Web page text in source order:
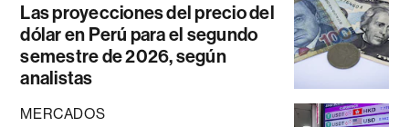
Las proyecciones del precio del
dólar en Perú para el segundo
semestre de 2026, según
analistas
MERCADOS